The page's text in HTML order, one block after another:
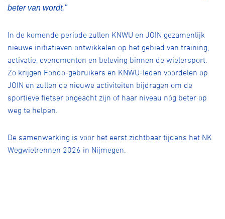
beter van wordt."
In de komende periode zullen KNWU en JOIN gezamenlijk
nieuwe initiatieven ontwikkelen op het gebied van training,
activatie, evenementen en beleving binnen de wielersport.
Zo krijgen Fondo-gebruikers en KNWU-leden voordelen op
JOIN en zullen de nieuwe activiteiten bijdragen om de
sportieve fietser ongeacht zijn of haar niveau nóg beter op
weg te helpen.
De samenwerking is voor het eerst zichtbaar tijdens het NK
Wegwielrennen 2026 in Nijmegen.